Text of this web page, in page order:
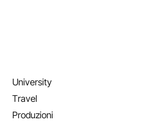
University
Travel
Produzioni